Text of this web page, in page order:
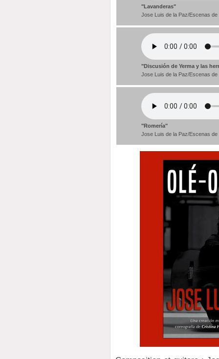
"Lavanderas"
Jose Luis de la Paz/Escenas de
"Discusión de Yerma y las
Jose Luis de la Paz/Escenas de
"Romería"
Jose Luis de la Paz/Escenas de